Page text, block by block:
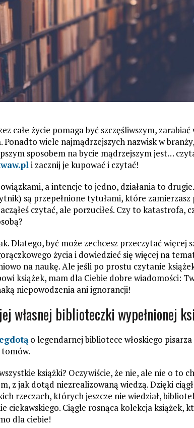
całe życie pomaga być szczęśliwszym,
Ponadto wiele najmądrzejszych nazwisk w
sposobem na bycie mądrzejszym jest…
i zacznij je kupować i czytać!
a intencje to jedno, działania to
są przepełnione tytułami, które
czytać, ale porzuciłeś. Czy to katastrofa,
Dlatego, być może zechcesz przeczytać więcej
życia i dowiedzieć się więcej na
na naukę. Ale jeśli po prostu czytanie
książek, mam dla Ciebie dobre wiadomości:
niepowodzenia ani ignorancji!
własnej biblioteczki wypełnionej
o legendarnej bibliotece włoskiego
tomów.
książki? Oczywiście, że nie, ale nie o to
z jak dotąd niezrealizowaną wiedzą. Dzięki
rzeczach, których jeszcze nie wiedział,
ciekawskiego. Ciągle rosnąca kolekcja książek,
dla ciebie!